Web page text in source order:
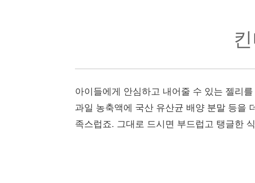
아이들에게 안심하고 내어줄 수 있는 젤리
과일 농축액에 국산 유산균 배양 분말 등을
족스럽죠. 그대로 드시면 부드럽고 탱글한